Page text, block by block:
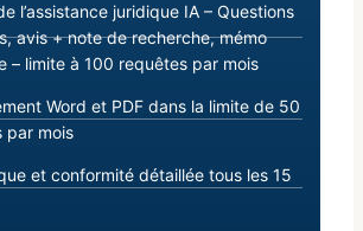
l’assistance juridique IA – Questions
avis + note de recherche, mémo
– limite à 100 requêtes par mois
Word et PDF dans la limite de 50
par mois
et conformité détaillée tous les 15